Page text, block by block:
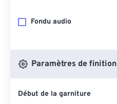
Fondu audio
Paramètres de finition
Début de la garniture